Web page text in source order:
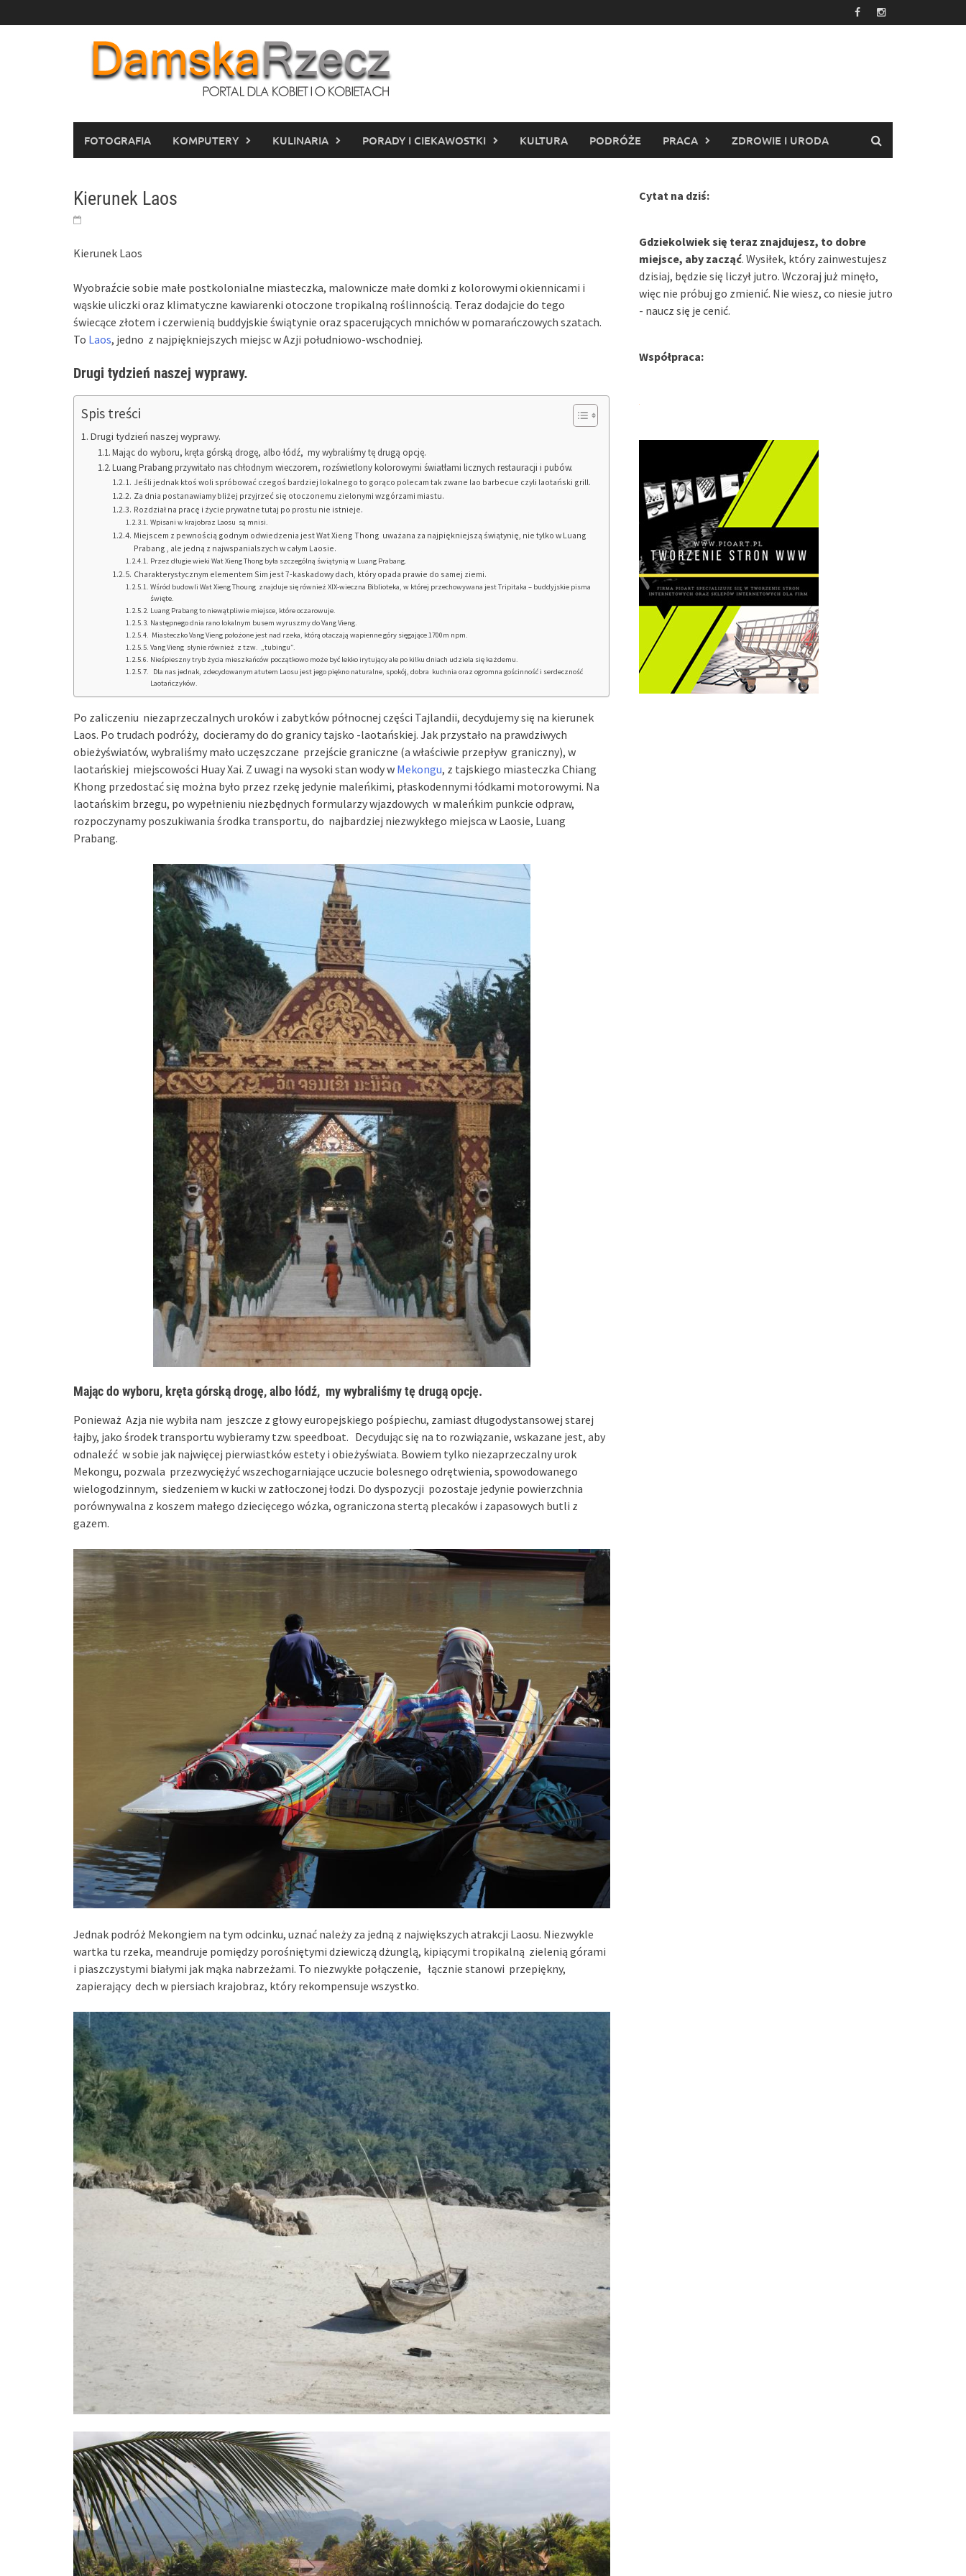
to
FOTOGRAFIA KOMPUTERY KULINARIA PORADY I CIEKAWOSTKI KULTURA PODRÓŻE PRACA ZDROWIE I URODA
Kierunek Laos
Kierunek Laos
Wyobraźcie sobie małe postkolonialne miasteczka, malownicze małe domki z kolorowymi okiennicami i
wąskie uliczki oraz klimatyczne kawiarenki otoczone tropikalną roślinnością. Teraz dodajcie do tego
świecące złotem i czerwienią buddyjskie świątynie oraz spacerujących mnichów w pomarańczowych szatach.
To Laos, jedno z najpiękniejszych miejsc w Azji południowo-wschodniej.
Drugi tydzień naszej wyprawy.
Spis treści
Drugi tydzień naszej wyprawy.
Mając do wyboru, kręta górską drogę, albo łódź, my wybraliśmy tę drugą opcję.
Luang Prabang przywitało nas chłodnym wieczorem, rozświetlony kolorowymi światłami licznych restauracji i pubów.
Jeśli jednak ktoś woli spróbować czegoś bardziej lokalnego to gorąco polecam tak zwane lao barbecue czyli laotański grill.
Za dnia postanawiamy bliżej przyjrzeć się otoczonemu zielonymi wzgórzami miastu.
Rozdział na pracę i życie prywatne tutaj po prostu nie istnieje.
Wpisani w krajobraz Laosu są mnisi.
Miejscem z pewnością godnym odwiedzenia jest Wat Xieng Thong uważana za najpiękniejszą świątynię, nie tylko w Luang
Prabang , ale jedną z najwspanialszych w całym Laosie.
Przez długie wieki Wat Xieng Thong była szczególną świątynią w Luang Prabang.
Charakterystycznym elementem Sim jest 7-kaskadowy dach, który opada prawie do samej ziemi.
Wśród budowli Wat Xieng Thoung znajduje się również XIX-wieczna Biblioteka, w której przechowywana jest Tripitaka – buddyjskie pisma
święte.
Luang Prabang to niewątpliwie miejsce, które oczarowuje.
Następnego dnia rano lokalnym busem wyruszmy do Vang Vieng.
Miasteczko Vang Vieng położone jest nad rzeka, którą otaczają wapienne góry sięgające 1700m npm.
Vang Vieng słynie również z tzw. „tubingu”.
Nieśpieszny tryb życia mieszkańców początkowo może być lekko irytujący ale po kilku dniach udziela się każdemu.
Dla nas jednak, zdecydowanym atutem Laosu jest jego piękno naturalne, spokój, dobra kuchnia oraz ogromna gościnność i serdeczność
Laotańczyków.
Po zaliczeniu niezaprzeczalnych uroków i zabytków północnej części Tajlandii, decydujemy się na kierunek
Laos. Po trudach podróży, docieramy do do granicy tajsko -laotańskiej. Jak przystało na prawdziwych
obieżyświatów, wybraliśmy mało uczęszczane przejście graniczne (a właściwie przepływ graniczny), w
laotańskiej miejscowości Huay Xai. Z uwagi na wysoki stan wody w Mekongu, z tajskiego miasteczka Chiang
Khong przedostać się można było przez rzekę jedynie maleńkimi, płaskodennymi łódkami motorowymi. Na
laotańskim brzegu, po wypełnieniu niezbędnych formularzy wjazdowych w maleńkim punkcie odpraw,
rozpoczynamy poszukiwania środka transportu, do najbardziej niezwykłego miejsca w Laosie, Luang
Prabang.
Mając do wyboru, kręta górską drogę, albo łódź, my wybraliśmy tę drugą opcję.
Ponieważ Azja nie wybiła nam jeszcze z głowy europejskiego pośpiechu, zamiast długodystansowej starej
łajby, jako środek transportu wybieramy tzw. speedboat. Decydując się na to rozwiązanie, wskazane jest, aby
odnaleźć w sobie jak najwięcej pierwiastków estety i obieżyświata. Bowiem tylko niezaprzeczalny urok
Mekongu, pozwala przezwyciężyć wszechogarniające uczucie bolesnego odrętwienia, spowodowanego
wielogodzinnym, siedzeniem w kucki w zatłoczonej łodzi. Do dyspozycji pozostaje jedynie powierzchnia
porównywalna z koszem małego dziecięcego wózka, ograniczona stertą plecaków i zapasowych butli z
gazem.
Jednak podróż Mekongiem na tym odcinku, uznać należy za jedną z największych atrakcji Laosu. Niezwykle
wartka tu rzeka, meandruje pomiędzy porośniętymi dziewiczą dżunglą, kipiącymi tropikalną zielenią górami
i piaszczystymi białymi jak mąka nabrzeżami. To niezwykłe połączenie, łącznie stanowi przepiękny,
zapierający dech w piersiach krajobraz, który rekompensuje wszystko.
Cytat na dziś:
Gdziekolwiek się teraz znajdujesz, to dobre
miejsce, aby zacząć. Wysiłek, który zainwestujesz
dzisiaj, będzie się liczył jutro. Wczoraj już minęło,
więc nie próbuj go zmienić. Nie wiesz, co niesie jutro
- naucz się je cenić.
Współpraca: